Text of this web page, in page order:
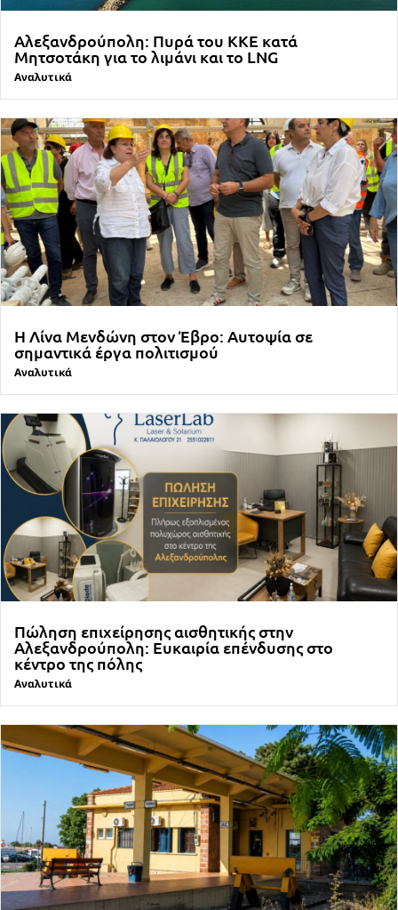
Αλεξανδρούπολη: Πυρά του ΚΚΕ κατά
Μητσοτάκη για το λιμάνι και το LNG
Αναλυτικά
Η Λίνα Μενδώνη στον Έβρο: Αυτοψία σε
σημαντικά έργα πολιτισμού
Αναλυτικά
Πώληση επιχείρησης αισθητικής στην
Αλεξανδρούπολη: Ευκαιρία επένδυσης στο
κέντρο της πόλης
Αναλυτικά